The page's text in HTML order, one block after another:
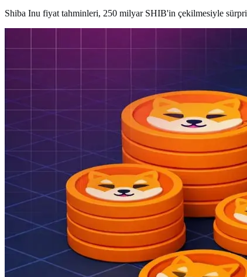
Shiba Inu fiyat tahminleri, 250 milyar SHIB'in çekilmesiyle